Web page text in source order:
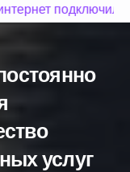
подключили
услуг